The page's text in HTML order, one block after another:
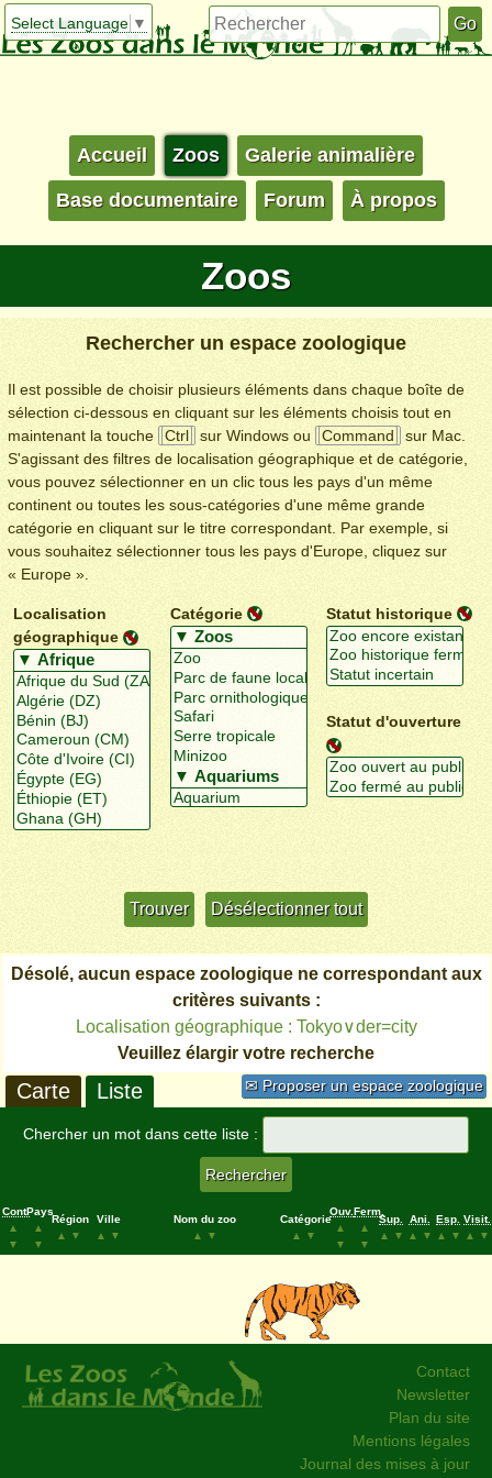
Select Language ▼
Accueil Zoos Galerie animalière
Base documentaire Forum À propos
Zoos
Rechercher un espace zoologique
Il est possible de choisir plusieurs éléments dans chaque boîte de
sélection ci-dessous en cliquant sur les éléments choisis tout en
maintenant la touche
Ctrl sur Windows ou Command
sur Mac.
S'agissant des filtres de localisation géographique et de catégorie,
vous pouvez sélectionner en un clic tous les pays d'un même
continent ou toutes les sous-catégories d'une même grande
catégorie en cliquant sur le titre correspondant. Par exemple, si
vous souhaitez sélectionner tous les pays d'Europe, cliquez sur
« Europe ».
Localisation
géographique
Catégorie Statut historique
Statut d'ouverture
Désolé, aucun espace zoologique ne correspondant aux
critères suivants :
Localisation géographique : Tokyo∨der=city
Veuillez élargir votre recherche
✉ Proposer un espace zoologique
Carte Liste
Chercher un mot dans cette liste :
Cont.
▲
▼
Pays
▲
▼
Région
▲
▼
Ville
▲
▼
Nom du zoo
▲
▼
Catégorie
▲
▼
Ouv.
▲
▼
Ferm.
▲
▼
Sup.
▲
▼
Ani.
▲
▼
Esp.
▲
▼
Visit.
▲
▼
Contact
Newsletter
Plan du site
Mentions légales
Journal des mises à jour